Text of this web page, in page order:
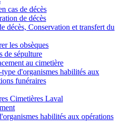
cas de décès
de décès
décès, Conservation et transfert du
les obsèques
de sépulture
au cimetière
d'organismes habilités aux
funéraires
Cimetières Laval
habilités aux opérations